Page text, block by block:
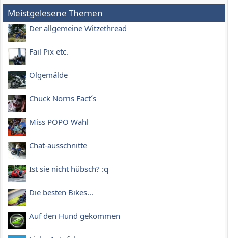
Meistgelesene Themen
Der allgemeine Witzethread
Fail Pix etc.
Ölgemälde
Chuck Norris Fact´s
Miss POPO Wahl
Chat-ausschnitte
Ist sie nicht hübsch? :q
Die besten Bikes...
Auf den Hund gekommen